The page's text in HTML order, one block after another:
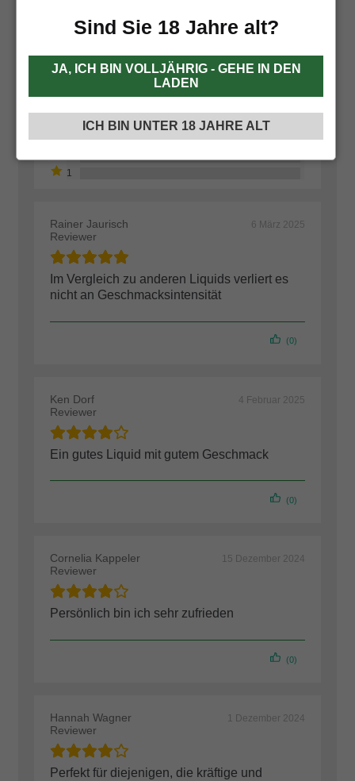
Basierend auf 54 Bewertungen
Füge deine Bewertung hinzu
Rainer Jaurisch
Reviewer
6 März 2025
Im Vergleich zu anderen Liquids verliert es
nicht an Geschmacksintensität
(0)
Ken Dorf
Reviewer
4 Februar 2025
Ein gutes Liquid mit gutem Geschmack
(0)
Cornelia Kappeler
Reviewer
15 Dezember 2024
Persönlich bin ich sehr zufrieden
(0)
Hannah Wagner
Reviewer
1 Dezember 2024
Perfekt für diejenigen, die kräftige und
Sind Sie 18 Jahre alt?
JA, ICH BIN VOLLJÄHRIG - GEHE IN DEN
LADEN
ICH BIN UNTER 18 JAHRE ALT